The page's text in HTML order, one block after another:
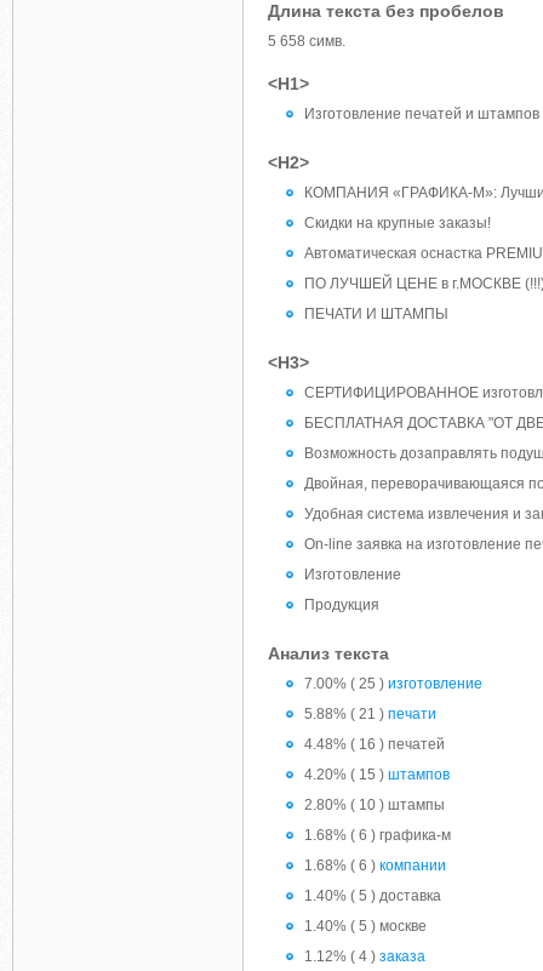
Длина текста без пробелов
5 658 симв.
<H1>
Изготовление печатей и
<H2>
КОМПАНИЯ «ГРАФИКА-М»: Лучшие
Скидки на крупные заказы!
Автоматическая оснастка
ПО ЛУЧШЕЙ ЦЕНЕ в г.МОСКВЕ
ПЕЧАТИ И ШТАМПЫ
<H3>
СЕРТИФИЦИРОВАННОЕ
БЕСПЛАТНАЯ ДОСТАВКА "ОТ
Возможность дозаправлять
Двойная, переворачивающаяся
Удобная система извлечения и
On-line заявка на изготовление
Изготовление
Продукция
Анализ текста
7.00% ( 25 ) изготовление
5.88% ( 21 ) печати
4.48% ( 16 ) печатей
4.20% ( 15 ) штампов
2.80% ( 10 ) штампы
1.68% ( 6 ) графика-м
1.68% ( 6 ) компании
1.40% ( 5 ) доставка
1.40% ( 5 ) москве
1.12% ( 4 ) заказа